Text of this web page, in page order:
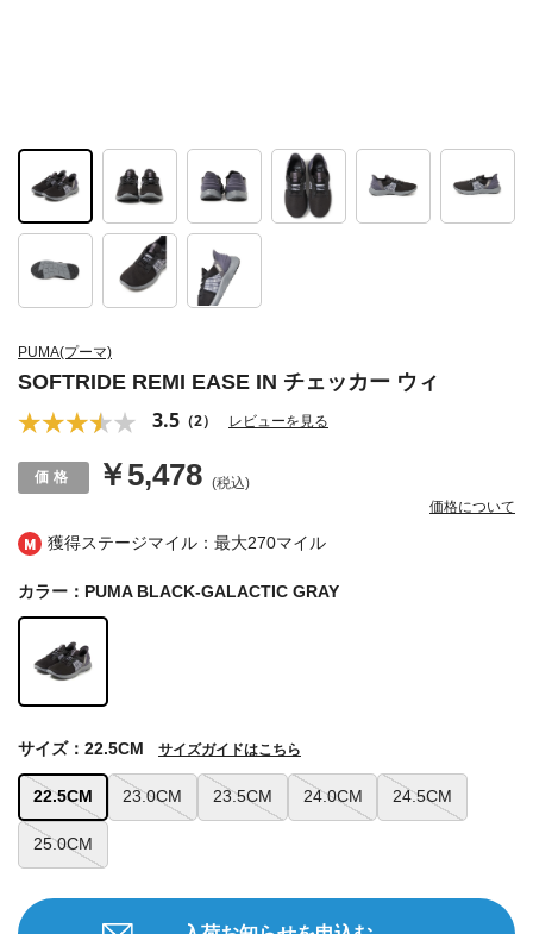
獲得ステージマイル：最大270マイル
PUMA(プーマ)
SOFTRIDE REMI EASE IN チェッカー ウィ
3.5 （2） レビューを見る
￥5,478 (税込)
価格について
カラー：PUMA BLACK-GALACTIC GRAY
22.5CM 23.0CM 23.5CM 24.0CM 24.5CM
25.0CM
サイズ：22.5CM サイズガイドはこちら